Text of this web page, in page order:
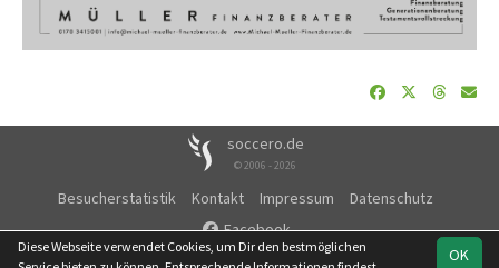
soccero.de
© 2006 - 2026
Besucherstatistik Kontakt Impressum
Datenschutz
Facebook
OK
Diese Webseite verwendet Cookies, um Dir den bestmöglichen